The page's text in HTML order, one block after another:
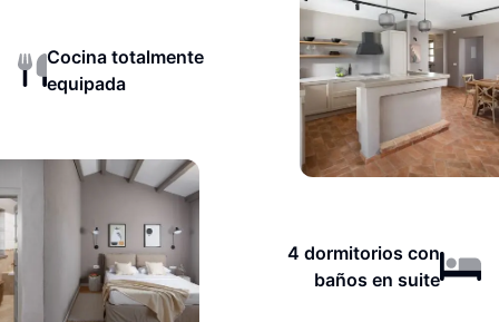
Cocina totalmente
equipada
4 dormitorios con
baños en suite